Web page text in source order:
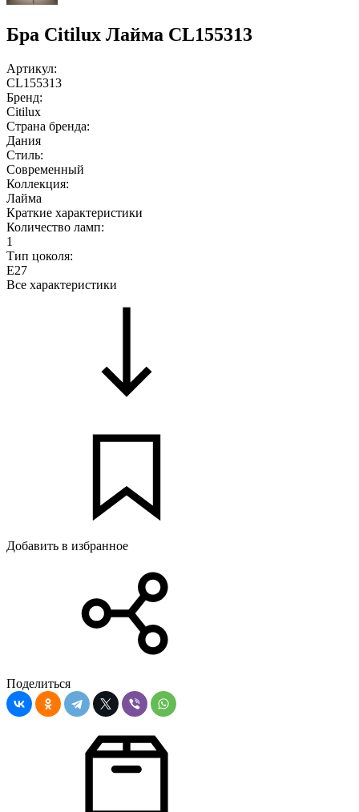
Бра Сitilux Лайма CL155313
Артикул:
CL155313
Бренд:
Citilux
Страна бренда:
Дания
Стиль:
Современный
Коллекция:
Лайма
Краткие характеристики
Количество ламп:
1
Тип цоколя:
E27
Все характеристики
Добавить в избранное
Поделиться